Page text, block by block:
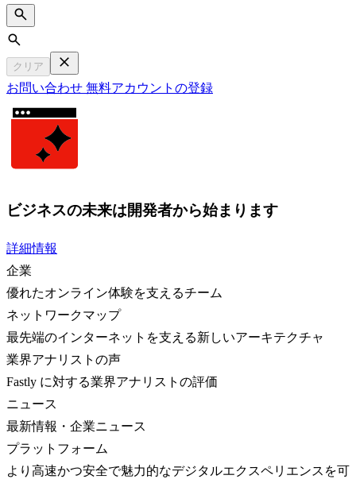
Search
クリア
お問い合わせ 無料アカウントの登録
ビジネスの未来は開発者から始まります
詳細情報
企業
優れたオンライン体験を支えるチーム
ネットワークマップ
最先端のインターネットを支える新しいアーキテクチャ
業界アナリストの声
Fastly に対する業界アナリストの評価
ニュース
最新情報・企業ニュース
プラットフォーム
より高速かつ安全で魅力的なデジタルエクスペリエンスを可